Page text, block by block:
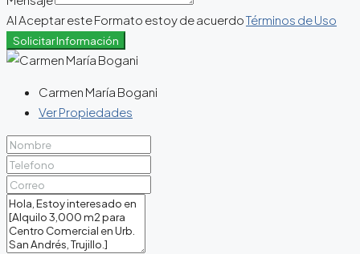
Al Aceptar este Formato estoy de acuerdoTérminos de Uso
Solicitar Información
Carmen María Bogani
Ver Propiedades